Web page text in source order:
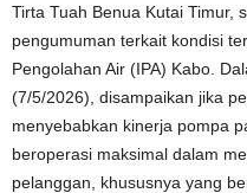
Tirta Tuah Benua Kutai Timur,
pengumuman terkait kondisi
Pengolahan Air (IPA) Kabo.
(7/5/2026), disampaikan jika
menyebabkan kinerja pompa
beroperasi maksimal dalam
pelanggan, khususnya yang